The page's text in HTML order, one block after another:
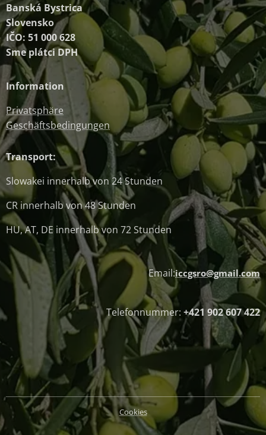
Banská Bystrica
Slovensko
IČO: 51 000 628
Sme plátci DPH
Information
Privatsphäre
Geschäftsbedingungen
Transport:
Slowakei innerhalb von 24 Stunden
CR innerhalb von 48 Stunden
HU, AT, DE innerhalb von 72 Stunden
Email:iccgsro@gmail.com
Telefonnummer: +421 902 607 422
Cookies